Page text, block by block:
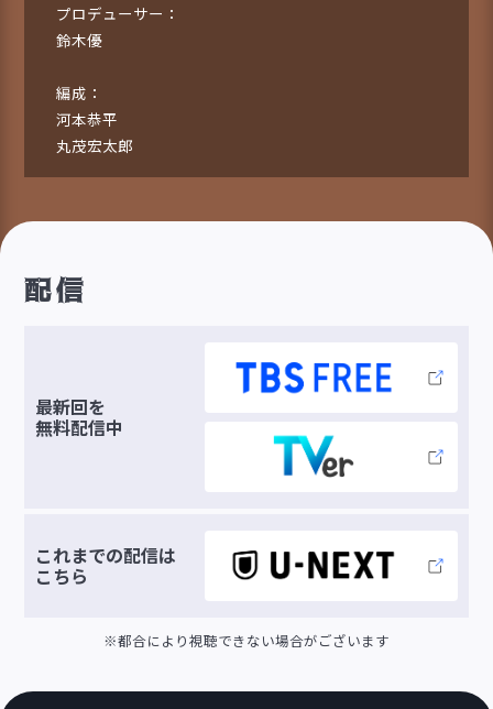
プロデューサー：
鈴木優
編成：
河本恭平
丸茂宏太郎
配信
最新回を
無料配信中
これまでの配信は
こちら
※都合により視聴できない場合がございます